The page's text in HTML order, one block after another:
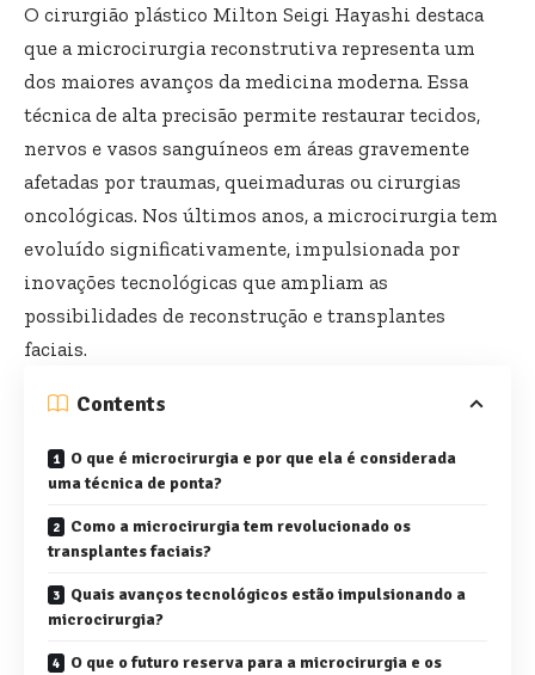
O cirurgião plástico Milton Seigi Hayashi destaca
que a microcirurgia reconstrutiva representa um
dos maiores avanços da medicina moderna. Essa
técnica de alta precisão permite restaurar tecidos,
nervos e vasos sanguíneos em áreas gravemente
afetadas por traumas, queimaduras ou cirurgias
oncológicas. Nos últimos anos, a microcirurgia tem
evoluído significativamente, impulsionada por
inovações tecnológicas que ampliam as
possibilidades de reconstrução e transplantes
faciais.
Contents
O que é microcirurgia e por que ela é considerada
uma técnica de ponta?
Como a microcirurgia tem revolucionado os
transplantes faciais?
Quais avanços tecnológicos estão impulsionando a
microcirurgia?
O que o futuro reserva para a microcirurgia e os